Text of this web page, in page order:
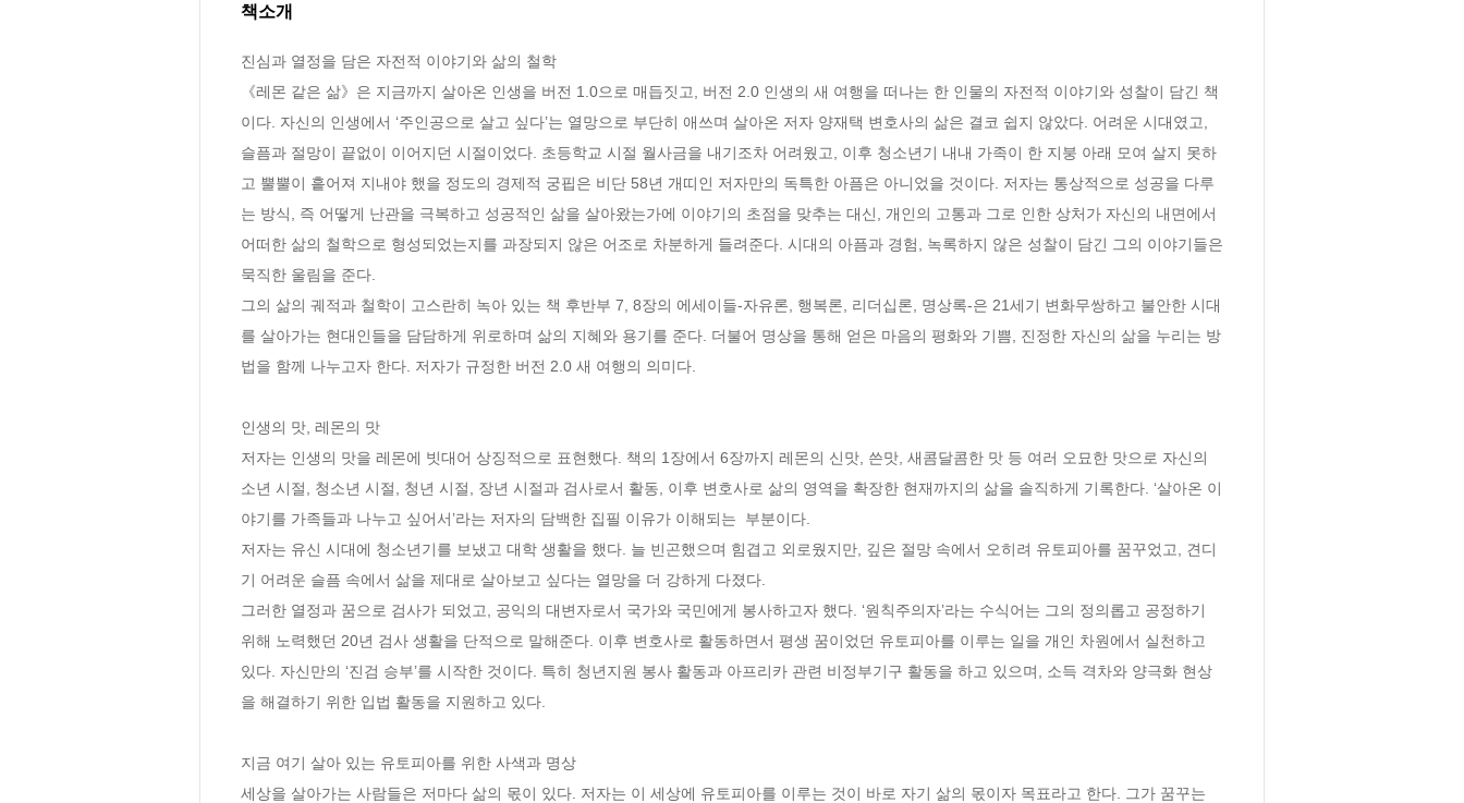
책소개
진심과 열정을 담은 자전적 이야기와 삶의 철학
《레몬 같은 삶》은 지금까지 살아온 인생을 버전 1.0으로 매듭짓고, 버전 2.0 인생의 새 여행을 떠나는 한 인물의 자전적 이야기와 성찰이 담긴 책
이다. 자신의 인생에서 ‘주인공으로 살고 싶다’는 열망으로 부단히 애쓰며 살아온 저자 양재택 변호사의 삶은 결코 쉽지 않았다. 어려운 시대였고,
슬픔과 절망이 끝없이 이어지던 시절이었다. 초등학교 시절 월사금을 내기조차 어려웠고, 이후 청소년기 내내 가족이 한 지붕 아래 모여 살지 못하
고 뿔뿔이 흩어져 지내야 했을 정도의 경제적 궁핍은 비단 58년 개띠인 저자만의 독특한 아픔은 아니었을 것이다. 저자는 통상적으로 성공을 다루
는 방식, 즉 어떻게 난관을 극복하고 성공적인 삶을 살아왔는가에 이야기의 초점을 맞추는 대신, 개인의 고통과 그로 인한 상처가 자신의 내면에서
어떠한 삶의 철학으로 형성되었는지를 과장되지 않은 어조로 차분하게 들려준다. 시대의 아픔과 경험, 녹록하지 않은 성찰이 담긴 그의 이야기들은
묵직한 울림을 준다.
그의 삶의 궤적과 철학이 고스란히 녹아 있는 책 후반부 7, 8장의 에세이들-자유론, 행복론, 리더십론, 명상록-은 21세기 변화무쌍하고 불안한 시대
를 살아가는 현대인들을 담담하게 위로하며 삶의 지혜와 용기를 준다. 더불어 명상을 통해 얻은 마음의 평화와 기쁨, 진정한 자신의 삶을 누리는 방
법을 함께 나누고자 한다. 저자가 규정한 버전 2.0 새 여행의 의미다.
인생의 맛, 레몬의 맛
저자는 인생의 맛을 레몬에 빗대어 상징적으로 표현했다. 책의 1장에서 6장까지 레몬의 신맛, 쓴맛, 새콤달콤한 맛 등 여러 오묘한 맛으로 자신의
소년 시절, 청소년 시절, 청년 시절, 장년 시절과 검사로서 활동, 이후 변호사로 삶의 영역을 확장한 현재까지의 삶을 솔직하게 기록한다. ‘살아온 이
야기를 가족들과 나누고 싶어서’라는 저자의 담백한 집필 이유가 이해되는  부분이다.
저자는 유신 시대에 청소년기를 보냈고 대학 생활을 했다. 늘 빈곤했으며 힘겹고 외로웠지만, 깊은 절망 속에서 오히려 유토피아를 꿈꾸었고, 견디
기 어려운 슬픔 속에서 삶을 제대로 살아보고 싶다는 열망을 더 강하게 다졌다.
그러한 열정과 꿈으로 검사가 되었고, 공익의 대변자로서 국가와 국민에게 봉사하고자 했다. ‘원칙주의자’라는 수식어는 그의 정의롭고 공정하기
위해 노력했던 20년 검사 생활을 단적으로 말해준다. 이후 변호사로 활동하면서 평생 꿈이었던 유토피아를 이루는 일을 개인 차원에서 실천하고
있다. 자신만의 ‘진검 승부’를 시작한 것이다. 특히 청년지원 봉사 활동과 아프리카 관련 비정부기구 활동을 하고 있으며, 소득 격차와 양극화 현상
을 해결하기 위한 입법 활동을 지원하고 있다.
지금 여기 살아 있는 유토피아를 위한 사색과 명상
세상을 살아가는 사람들은 저마다 삶의 몫이 있다. 저자는 이 세상에 유토피아를 이루는 것이 바로 자기 삶의 몫이자 목표라고 한다. 그가 꿈꾸는